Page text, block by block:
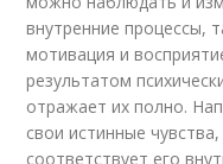
внутренние процессы,
мотивация и
результатом
отражает их полно.
свои истинные
соответствует его